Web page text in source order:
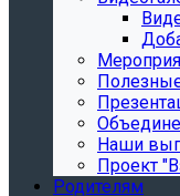
Наши
Проект
Родителям